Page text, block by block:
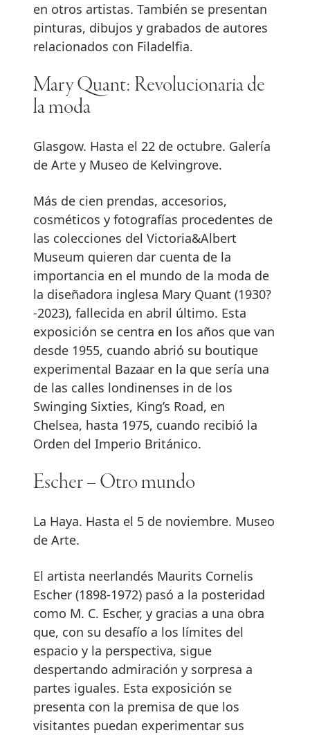
en otros artistas. También se presentan
pinturas, dibujos y grabados de autores
relacionados con Filadelfia.
Mary Quant: Revolucionaria de
la moda
Glasgow. Hasta el 22 de octubre. Galería
de Arte y Museo de Kelvingrove.
Más de cien prendas, accesorios,
cosméticos y fotografías procedentes de
las colecciones del Victoria&Albert
Museum quieren dar cuenta de la
importancia en el mundo de la moda de
la diseñadora inglesa Mary Quant (1930?
-2023), fallecida en abril último. Esta
exposición se centra en los años que van
desde 1955, cuando abrió su boutique
experimental Bazaar en la que sería una
de las calles londinenses in de los
Swinging Sixties, King’s Road, en
Chelsea, hasta 1975, cuando recibió la
Orden del Imperio Británico.
Escher – Otro mundo
La Haya. Hasta el 5 de noviembre. Museo
de Arte.
El artista neerlandés Maurits Cornelis
Escher (1898-1972) pasó a la posteridad
como M. C. Escher, y gracias a una obra
que, con su desafío a los límites del
espacio y la perspectiva, sigue
despertando admiración y sorpresa a
partes iguales. Esta exposición se
presenta con la premisa de que los
visitantes puedan experimentar sus